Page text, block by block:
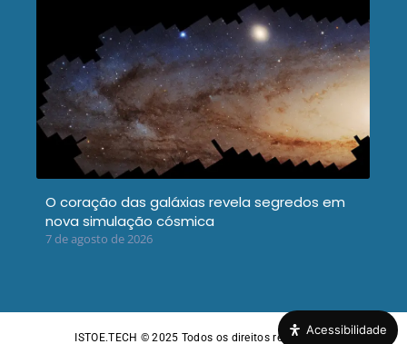
O coração das galáxias revela segredos em
nova simulação cósmica
7 de agosto de 2026
ISTOE.TECH © 2025 Todos os direitos reservados
Acessibilidade